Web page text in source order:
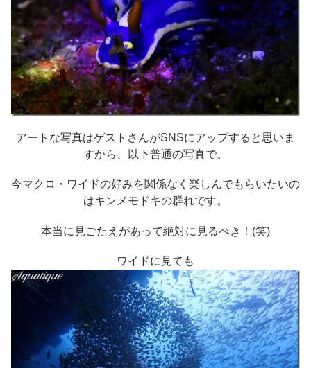
アートな写真はゲストさんがSNSにアップすると思いま
すから、以下普通の写真で。
今マクロ・ワイドの好みを関係なく楽しんでもらいたいの
はキンメモドキの群れです。
本当に見ごたえがあって絶対に見るべき！(笑)
ワイドに見ても